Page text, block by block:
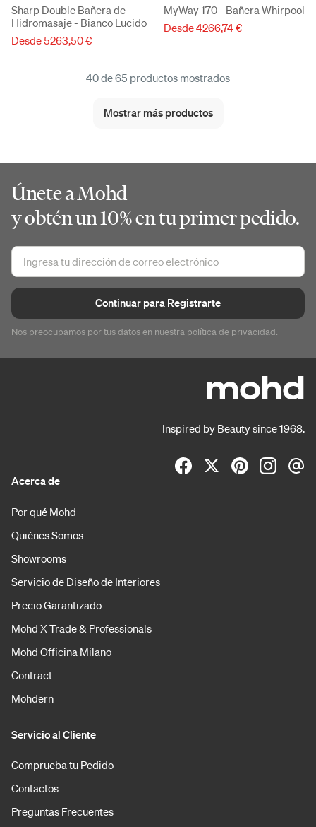
Sharp Double Bañera de
Hidromasaje - Bianco Lucido
Desde 5263,50 €
MyWay 170 - Bañera Whirpool
Desde 4266,74 €
40 de 65 productos mostrados
Mostrar más productos
Únete a Mohd
y obtén un 10% en tu primer pedido.
Continuar para Registrarte
Nos preocupamos por tus datos en nuestra política de privacidad.
Inspired by Beauty since 1968.
Acerca de
Por qué Mohd
Quiénes Somos
Showrooms
Servicio de Diseño de Interiores
Precio Garantizado
Mohd X Trade & Professionals
Mohd Officina Milano
Contract
Mohdern
Servicio al Cliente
Comprueba tu Pedido
Contactos
Preguntas Frecuentes